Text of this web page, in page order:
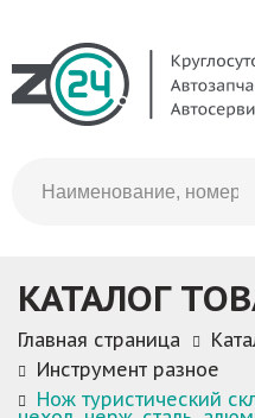
КАТАЛОГ
Главная страница
Инструмент разное
Нож туристический